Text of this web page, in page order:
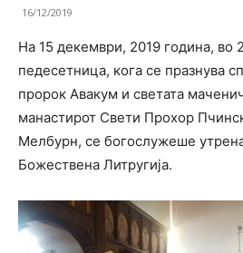
16/12/2019
На 15 декември, 2019 година, во
педесетница, кога се празнува
пророк Авакум и светата
манастирот Свети Прохор
Мелбурн, се богослужеше
Божествена Литругија.